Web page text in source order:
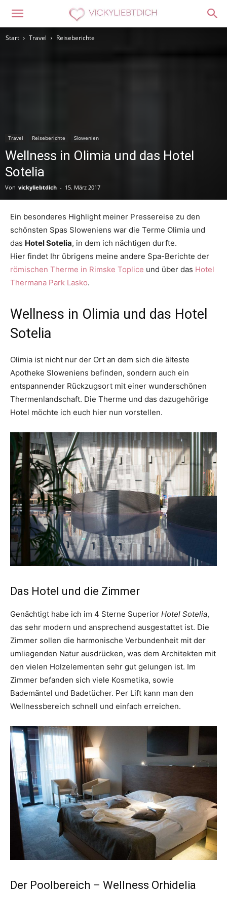
Start Travel Reiseberichte
Travel Reiseberichte Slowenien
Wellness in Olimia und das Hotel
Sotelia
Von vickyliebtdich - 15. März 2017
Ein besonderes Highlight meiner Pressereise zu den
schönsten Spas Sloweniens war die Terme Olimia und
das Hotel Sotelia, in dem ich nächtigen durfte.
Hier findet Ihr übrigens meine andere Spa-Berichte der
römischen Therme in Rimske Toplice und über das Hotel
Thermana Park Lasko.
Wellness in Olimia und das Hotel
Sotelia
Olimia ist nicht nur der Ort an dem sich die älteste
Apotheke Sloweniens befinden, sondern auch ein
entspannender Rückzugsort mit einer wunderschönen
Thermenlandschaft. Die Therme und das dazugehörige
Hotel möchte ich euch hier nun vorstellen.
Das Hotel und die Zimmer
Genächtigt habe ich im 4 Sterne Superior Hotel Sotelia,
das sehr modern und ansprechend ausgestattet ist. Die
Zimmer sollen die harmonische Verbundenheit mit der
umliegenden Natur ausdrücken, was dem Architekten mit
den vielen Holzelementen sehr gut gelungen ist. Im
Zimmer befanden sich viele Kosmetika, sowie
Bademäntel und Badetücher. Per Lift kann man den
Wellnessbereich schnell und einfach erreichen.
Der Poolbereich – Wellness Orhidelia